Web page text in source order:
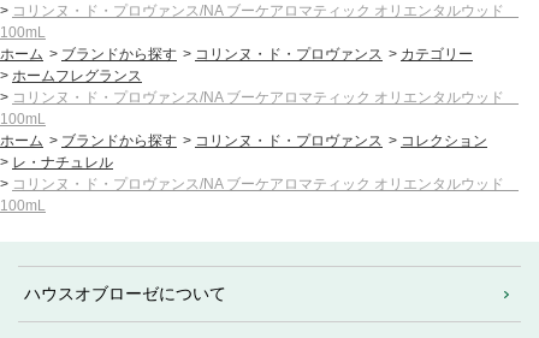
> コリンヌ・ド・プロヴァンス/NA ブーケアロマティック オリエンタルウッド
100mL
ホーム > ブランドから探す > コリンヌ・ド・プロヴァンス > カテゴリー
> ホームフレグランス
> コリンヌ・ド・プロヴァンス/NA ブーケアロマティック オリエンタルウッド
100mL
ホーム > ブランドから探す > コリンヌ・ド・プロヴァンス > コレクション
> レ・ナチュレル
> コリンヌ・ド・プロヴァンス/NA ブーケアロマティック オリエンタルウッド
100mL
ハウスオブローゼについて